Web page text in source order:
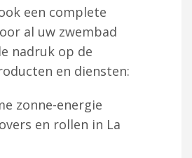
een complete
al uw zwembad
nadruk op de
en diensten:
zonne-energie
en rollen in La